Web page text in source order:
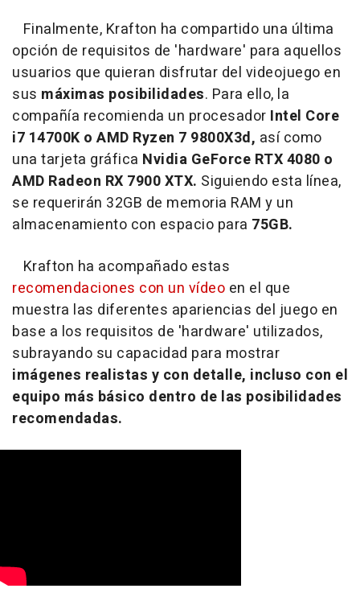
Finalmente, Krafton ha compartido una última
opción de requisitos de 'hardware' para aquellos
usuarios que quieran disfrutar del videojuego en
sus máximas posibilidades. Para ello, la
compañía recomienda un procesador Intel Core
i7 14700K o AMD Ryzen 7 9800X3d, así como
una tarjeta gráfica Nvidia GeForce RTX 4080 o
AMD Radeon RX 7900 XTX. Siguiendo esta línea,
se requerirán 32GB de memoria RAM y un
almacenamiento con espacio para 75GB.
Krafton ha acompañado estas
recomendaciones con un vídeo en el que
muestra las diferentes apariencias del juego en
base a los requisitos de 'hardware' utilizados,
subrayando su capacidad para mostrar
imágenes realistas y con detalle, incluso con el
equipo más básico dentro de las posibilidades
recomendadas.